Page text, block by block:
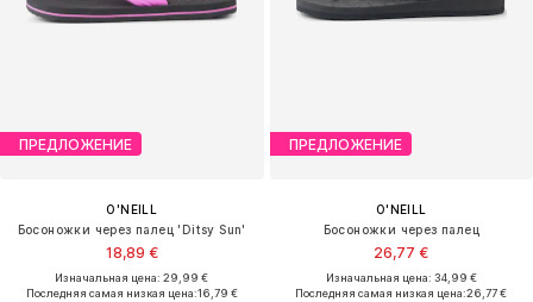
ПРЕДЛОЖЕНИЕ
O'NEILL
Босоножки через палец 'Ditsy Sun'
18,89 €
Изначальная цена: 29,99 €
Последняя самая низкая цена:16,79 €
ПРЕДЛОЖЕНИЕ
O'NEILL
Босоножки через палец
26,77 €
Изначальная цена: 34,99 €
Последняя самая низкая цена:26,77 €